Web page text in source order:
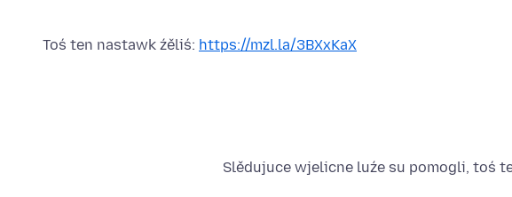
Toś ten nastawk źěliś: https://mzl.la/3BXxKaX
Slědujuce wjelicne luźe su pomogli, toś